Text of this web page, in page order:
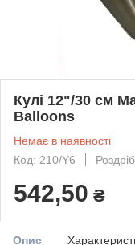
Кулі 12"/30 см
Balloons
Немає в наявності
Код: 210/Y6
Роздріб
542,50 ₴
Опис